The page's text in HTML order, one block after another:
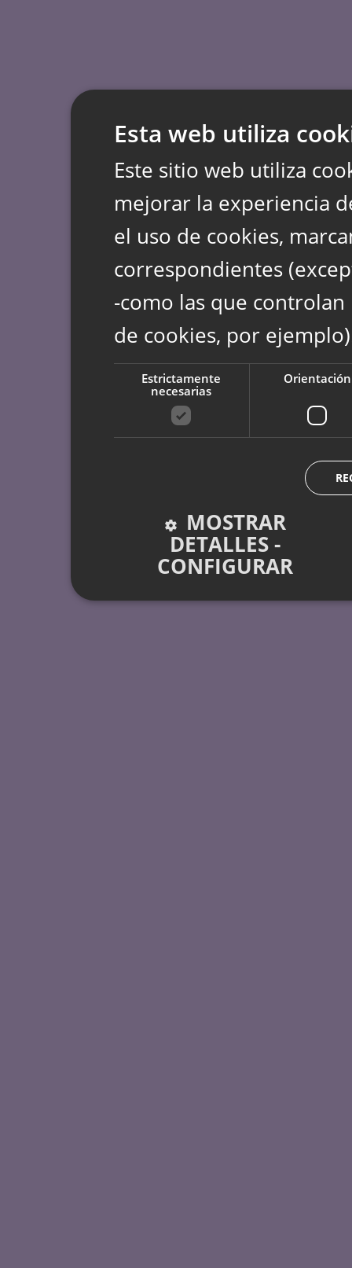
Esta web utiliza
Este sitio web utiliza
mejorar la experiencia
el uso de cookies,
correspondientes
-como las que
de cookies, por
Estrictamente
necesarias
Orientación
MOSTRAR
DETALLES -
CONFIGURAR